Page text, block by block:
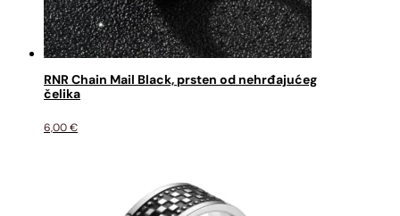
RNR Chain Mail Black, prsten od nehrđajućeg
čelika
6,00€